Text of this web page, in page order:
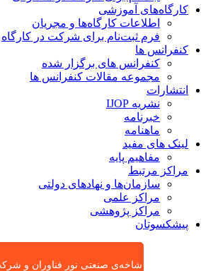
کارگاه‌های آموزشی
اطلاعات کارگاه‌ها و مجریان
فرم ثبت‌نام برای شرکت در کارگاه
کنفرانس ها
کنفرانس های برگزار شده
مجموعه مقالات کنفرانس ها
انتشارات
نشریه IJOP
خبرنامه
ماهنامه
لینک های مفید
مفاهیم پایه
مراکز مرتبط
سازمان‌ها و نهادهای دولتی
مراکز علمی
مراکز پژوهشی
پیشکسوتان
شاخه‌ی صنعتی نور فناوران و